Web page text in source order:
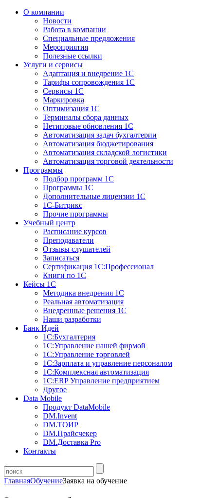
О компании
Новости
Работа в компании
Специальные предложения
Мероприятия
Полезные ссылки
Услуги и сервисы
Адаптация и внедрение 1С
Тарифы сопровождения 1С
Сервисы 1С
Маркировка
Оптимизация 1С
Терминалы сбора данных
Нетиповые обновления 1С
Автоматизация задач бухгалтерии
Автоматизация бюджетирования
Автоматизация складской логистики
Автоматизация торговой деятельности
Программы
Подбор программ 1С
Программы 1С
Дополнительные лицензии 1С
1С-Битрикс
Прочие программы
Учебный центр
Расписание курсов
Преподаватели
Отзывы слушателей
Записаться
Сертификация 1С:Профессионал
Книги по 1С
Кейсы 1С
Методика внедрения 1С
Реальная автоматизация
Внедренные решения 1С
Наши разработки
Банк Идей
1С:Бухгалтерия
1С:Управление нашей фирмой
1С:Управление торговлей
1С:Зарплата и управление персоналом
1С:Комплексная автоматизация
1С:ERP Управление предприятием
Другое
Data Mobile
Продукт DataMobile
DM.Invent
DM.ТОИР
DM.Прайсчекер
DM.Доставка Pro
Контакты
ГлавнаяОбучениеЗаявка на обучение